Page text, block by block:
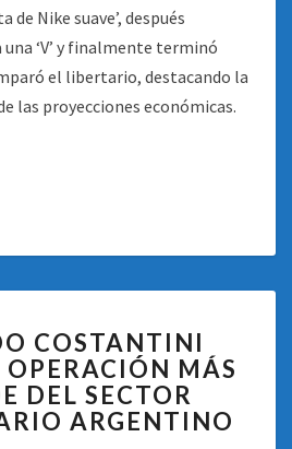
de Nike suave’, después
‘V’ y finalmente terminó
el libertario, destacando la
las proyecciones económicas.
COSTANTINI
CIERRA
LA
OPERACIÓN
COSTANTINI
MÁS
DEL SECTOR
ARGENTINO